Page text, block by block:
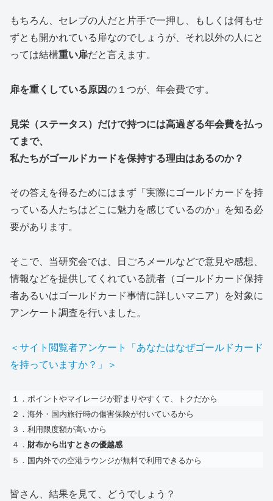
もちろん、セレブの人だと片手で一押し、もしくは何もせ
ずとも開かれている扉なのでしょうが、それ以外の人にと
っては結構重い扉だと言えます。
扉を重くしている原因の１つが、 年会費です。
見栄（ステータス）だけで持つには高過ぎる年会費を払っ
てまで、
私たちがゴールドカードを保持する理由はあるのか？
その答えを得るためにはまず「実際にゴールドカードを持
っている人たちはどこに魅力を感じているのか」を知る必
要があります。
そこで、当研究会では、日ごろメールなどで意見や感想、
情報などを提供してくれている読者（ゴールドカード保持
者あるいはゴールドカード事情に詳しいマニア）を対象に
アンケート調査を行いました。
＜サイト閲覧者アンケート「あなたはなぜゴールドカード
を持っていますか？」＞
１． ポイントやマイレージが貯まりやすくて、トクだから
２．海外・国内旅行時の傷害保険が付いているから
３．利用限度額が高いから
４． 財布から出すときの優越感
５．国内外での空港ラウンジが無料で利用できるから
皆さん、結果を見て、どうでしょう？